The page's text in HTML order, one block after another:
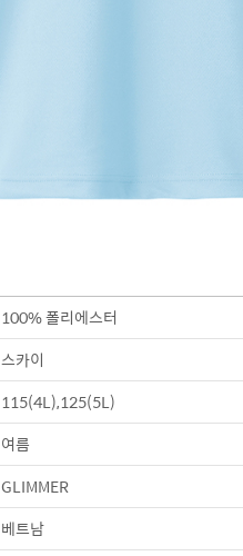
100% 폴리에스터
스카이
115(4L),125(5L)
여름
GLIMMER
베트남